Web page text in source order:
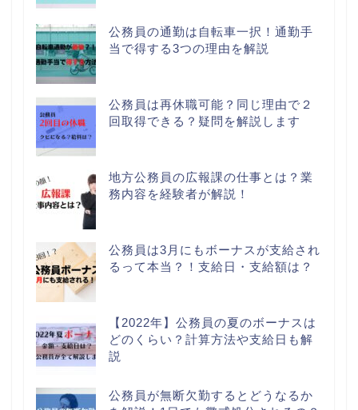
公務員の通勤は自転車一択！通勤手
当で得する3つの理由を解説
公務員は再休職可能？同じ理由で２
回取得できる？疑問を解説します
地方公務員の広報課の仕事とは？業
務内容を経験者が解説！
公務員は3月にもボーナスが支給され
るって本当？！支給日・支給額は？
【2022年】公務員の夏のボーナスは
どのくらい？計算方法や支給日も解
説
公務員が無断欠勤するとどうなるか